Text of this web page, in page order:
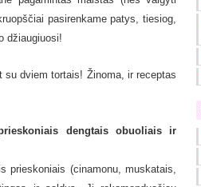
pasirenkame patys, tiesiog,
džiaugiuosi!
dviem tortais! Žinoma, ir receptas
dengtais obuoliais ir
(cinamonu, muskatais,